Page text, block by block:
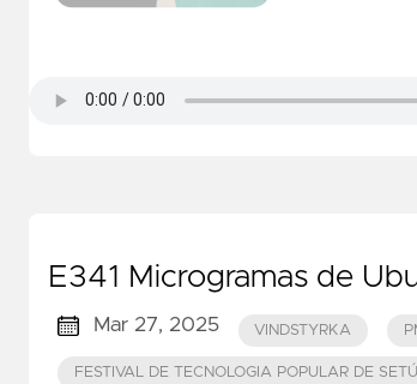
E341 Microgramas de
Mar 27, 2025 VINDSTYRKA
FESTIVAL DE TECNOLOGIA POPULAR DE